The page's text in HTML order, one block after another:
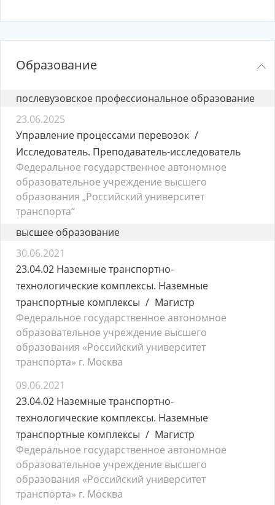
Образование
послевузовское профессиональное образование
23.06.2025
Управление процессами перевозок
Исследователь. Преподаватель-исследователь
Федеральное государственное автономное
образовательное учреждение высшего
образования „Российский университет
транспорта“
высшее образование
30.06.2021
23.04.02 Наземные транспортно-
технологические комплексы. Наземные
транспортные комплексы
Магистр
Федеральное государственное автономное
образовательное учреждение высшего
образования «Российский университет
транспорта» г. Москва
09.06.2021
23.04.02 Наземные транспортно-
технологические комплексы. Наземные
транспортные комплексы
Магистр
Федеральное государственное автономное
образовательное учреждение высшего
образования «Российский университет
транспорта» г. Москва